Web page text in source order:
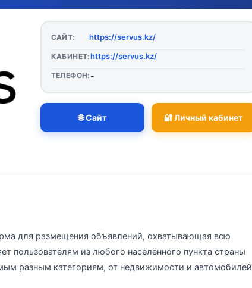
САЙТ: https://servus.kz/
КАБИНЕТ:https://servus.kz/
ТЕЛЕФОН: -
🌐 Сайт 🔐 Личный кабинет
для размещения объявлений, охватывающая всю
пользователям из любого населенного пункта страны
разным категориям, от недвижимости и автомобилей